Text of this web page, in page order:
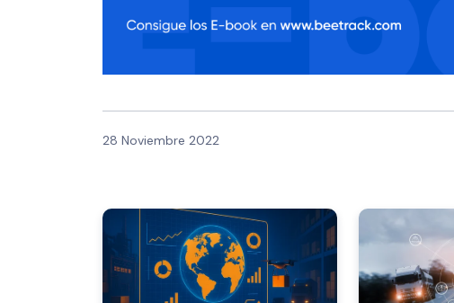
28 Noviembre 2022